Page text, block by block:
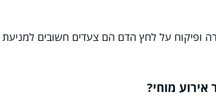
ופיקוח על לחץ הדם הם צעדים חשובים למניעת
מוחי?